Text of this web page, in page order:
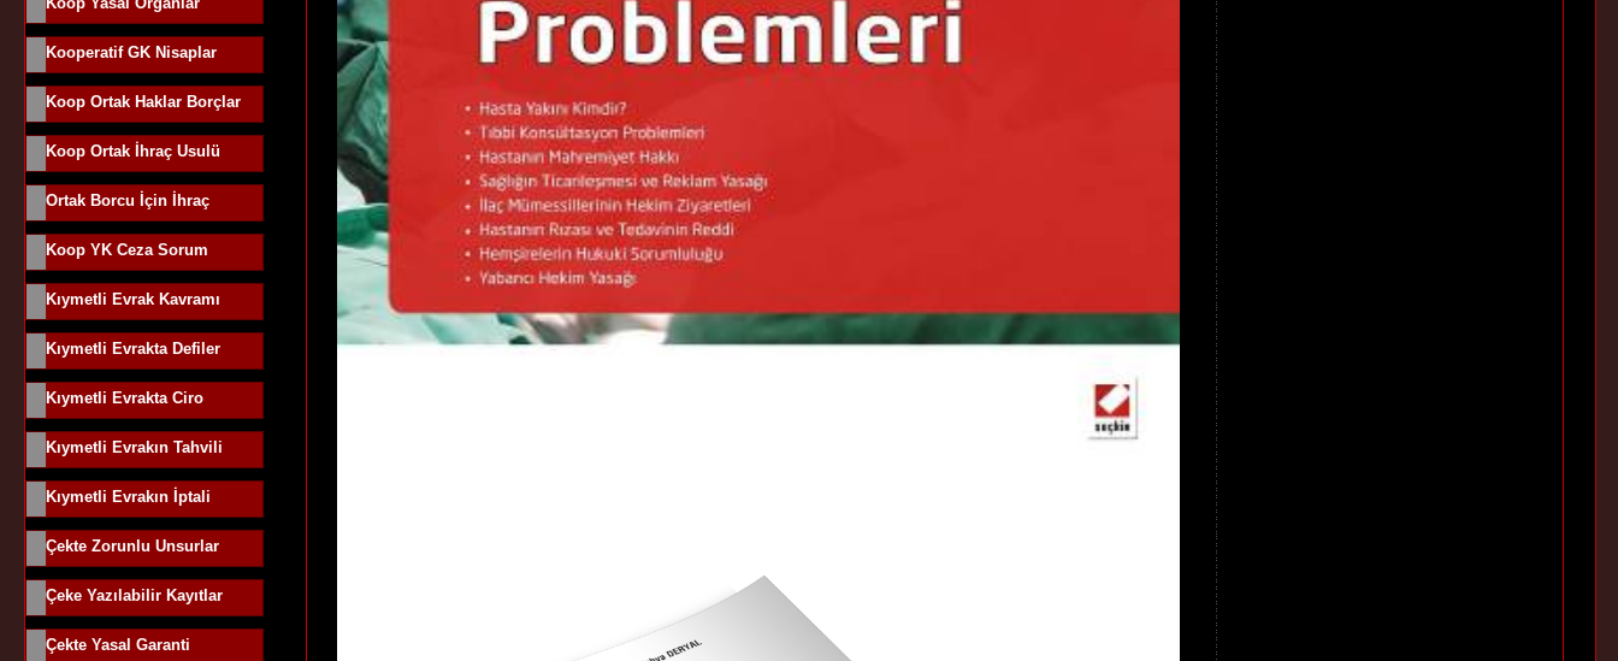
Kooperatif GK Nisaplar
Koop Ortak Haklar Borçlar
Koop Ortak İhraç Usulü
Ortak Borcu İçin İhraç
Koop YK Ceza Sorum
Kıymetli Evrak Kavramı
Kıymetli Evrakta Defiler
Kıymetli Evrakta Ciro
Kıymetli Evrakın Tahvili
Kıymetli Evrakın İptali
Çekte Zorunlu Unsurlar
Çeke Yazılabilir Kayıtlar
Çekte Yasal Garanti